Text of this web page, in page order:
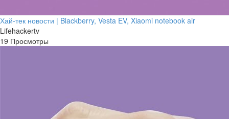
Хай-тек новости | Blackberry, Vesta EV, Xiaomi notebook air
Lifehackertv
19 Просмотры